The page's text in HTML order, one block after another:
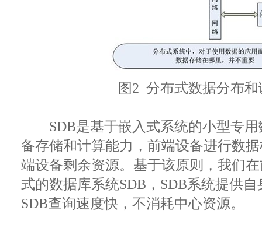
图2 分布式数据分布和
SDB是基于嵌入式系统的小型专用
备存储和计算能力，前端设备进行数
端设备剩余资源。基于该原则，我们
式的数据库系统SDB，SDB系统提供
SDB查询速度快，不消耗中心资源。